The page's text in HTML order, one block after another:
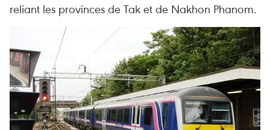
reliant les provinces de Tak et de Nakhon Phanom.